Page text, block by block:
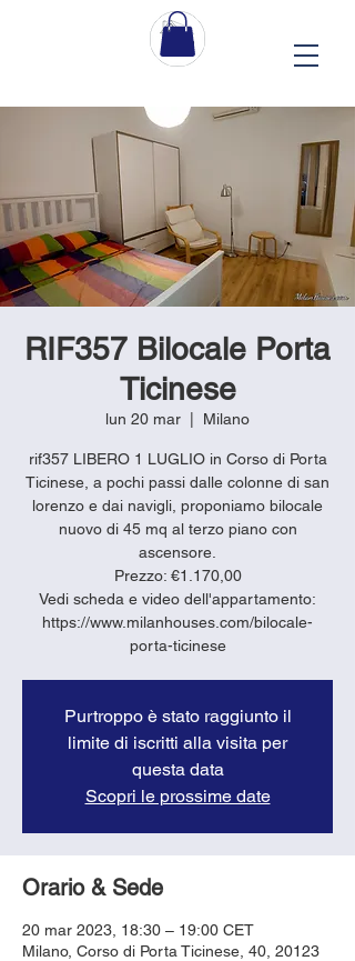
RIF357 Bilocale Porta
Ticinese
lun 20 mar Milano
rif357 LIBERO 1 LUGLIO in Corso di Porta
Ticinese, a pochi passi dalle colonne di san
lorenzo e dai navigli, proponiamo bilocale
nuovo di 45 mq al terzo piano con
ascensore.
Prezzo: €1.170,00
Vedi scheda e video dell'appartamento:
https://www.milanhouses.com/bilocale-
porta-ticinese
Purtroppo è stato raggiunto il
limite di iscritti alla visita per
questa data
Scopri le prossime date
Orario & Sede
20 mar 2023, 18:30 – 19:00 CET
Milano, Corso di Porta Ticinese, 40, 20123